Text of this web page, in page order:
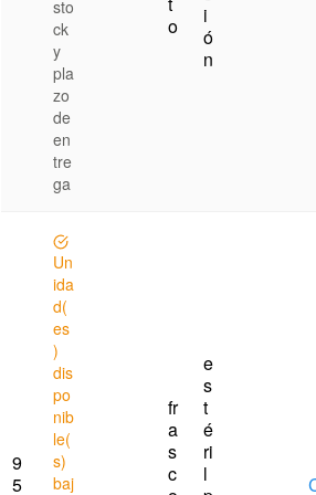
sto
ck
y
pla
zo
de
en
tre
ga
o
i
ó
n
9
5
Un
ida
d(
es
)
dis
po
nib
le(
s)
baj
fr
a
s
c
e
s
t
é
ri
l